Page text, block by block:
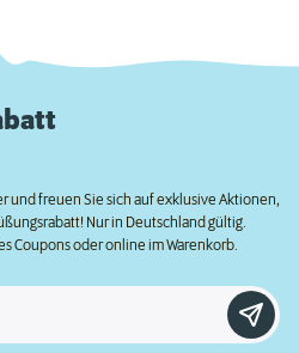
und freuen Sie sich auf exklusive Aktionen,
Nur in Deutschland gültig.
Coupons oder online im Warenkorb.